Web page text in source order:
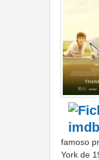
famoso
York de